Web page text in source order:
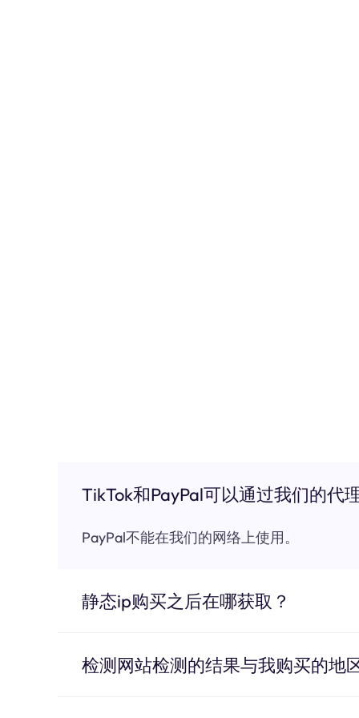
TikTok和PayPal可以通过我们的代
PayPal不能在我们的网络上使用。
静态ip购买之后在哪获取？
检测网站检测的结果与我购买的地